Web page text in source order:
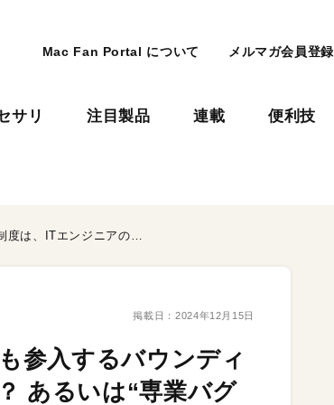
Mac Fan Portal について メルマガ会員登録
サリ 注目製品 連載 便利技
バグ発見で報奨金をゲット！ Appleも参入するバウンディ制度は、ITエンジニアの副業にいい？ あるいは“専業バグハンター”で食っていけるか？
掲載日： 2024年12月15日
参入するバウンディ
あるいは“専業バグ